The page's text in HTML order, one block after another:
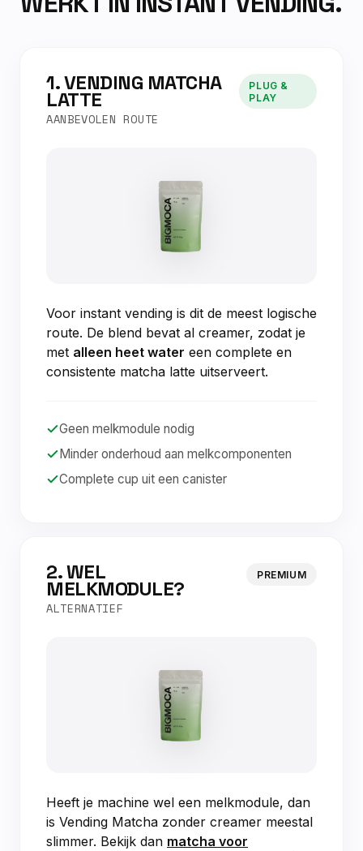
1. VENDING MATCHA
LATTE
AANBEVOLEN ROUTE
PLUG &
PLAY
Voor instant vending is dit de meest logische
route. De blend bevat al creamer, zodat je
met alleen heet water een complete en
consistente matcha latte uitserveert.
Geen melkmodule nodig
Minder onderhoud aan melkcomponenten
Complete cup uit een canister
2. WEL
MELKMODULE?
ALTERNATIEF
PREMIUM
Heeft je machine wel een melkmodule, dan
is Vending Matcha zonder creamer meestal
slimmer. Bekijk dan matcha voor